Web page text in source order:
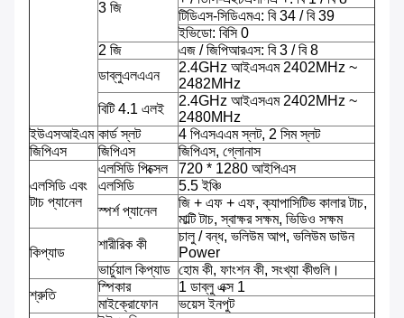
3 জি
টিডিএস-সিডিএমএ: বি 34 / বি 39
ইভিডো: বিসি 0
2 জি
এজ / জিপিআরএস: বি 3 / বি 8
ডাব্লুএলএএন
2.4GHz আইএসএম 2402MHz ~
2482MHz
বিটি 4.1 এলই
2.4GHz আইএসএম 2402MHz ~
2480MHz
ইউএসআইএম কার্ড স্লট
4 পিএসএএম স্লট, 2 সিম স্লট
জিপিএস
জিপিএস জিপিএস, গ্লোনাস
এলসিডি এবং
টাচ প্যানেল
এলসিডি পিক্সেল
720 * 1280 আইপিএস
এলসিডি
5.5 ইঞ্চি
স্পর্শ প্যানেল
জি + এফ + এফ, ক্যাপাসিটিভ কালার টাচ,
মাল্টি টাচ, স্বাক্ষর সক্ষম, ভিডিও সক্ষম
কিপ্যাড
শারীরিক কী
চালু / বন্ধ, ভলিউম আপ, ভলিউম ডাউন
Power
ভার্চুয়াল কিপ্যাড হোম কী, ফাংশন কী, সংখ্যা কীগুলি।
শ্রুতি
স্পিকার
1 ডাব্লু এক্স 1
মাইক্রোফোন
ভয়েস ইনপুট